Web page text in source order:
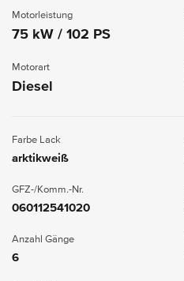
Motorleistung
75 kW / 102 PS
Motorart
Diesel
Farbe Lack
arktikweiß
GFZ-/Komm.-Nr.
060112541020
Anzahl Gänge
6